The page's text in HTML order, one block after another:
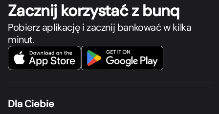
Zacznij korzystać z bunq
Pobierz aplikację i zacznij bankować w kilka
minut.
Dla Ciebie